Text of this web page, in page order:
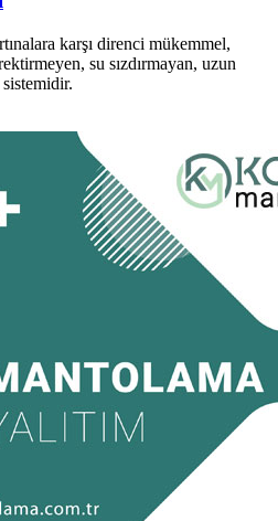
karşı direnci mükemmel,
su sızdırmayan, uzun